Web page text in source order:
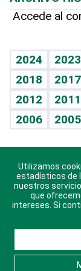
Hablando con
Vida y familia
Eñe
Celebrando la
Sin complejos
En pocas
Escuchando al
Economía
TBT Deportivo
Más firmas
Hecho en casa
Guía del dinero
Cumpleaños
Horóscopos
Crucigramas
Accede al
2024 2023
2018
2017
2012
2011
2006
2005
Descarga
© 2021
Consulta
Utilizamos
estadísticos de
nuestros
que
intereses. Si